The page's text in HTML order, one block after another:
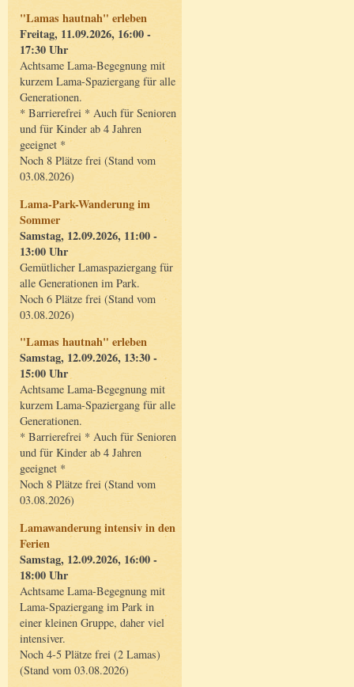
"Lamas hautnah" erleben
Freitag, 11.09.2026, 16:00 -
17:30 Uhr
Achtsame Lama-Begegnung mit
kurzem Lama-Spaziergang für alle
Generationen.
* Barrierefrei * Auch für Senioren
und für Kinder ab 4 Jahren
geeignet *
Noch 8 Plätze frei (Stand vom
03.08.2026)
Lama-Park-Wanderung im
Sommer
Samstag, 12.09.2026, 11:00 -
13:00 Uhr
Gemütlicher Lamaspaziergang für
alle Generationen im Park.
Noch 6 Plätze frei (Stand vom
03.08.2026)
"Lamas hautnah" erleben
Samstag, 12.09.2026, 13:30 -
15:00 Uhr
Achtsame Lama-Begegnung mit
kurzem Lama-Spaziergang für alle
Generationen.
* Barrierefrei * Auch für Senioren
und für Kinder ab 4 Jahren
geeignet *
Noch 8 Plätze frei (Stand vom
03.08.2026)
Lamawanderung intensiv in den
Ferien
Samstag, 12.09.2026, 16:00 -
18:00 Uhr
Achtsame Lama-Begegnung mit
Lama-Spaziergang im Park in
einer kleinen Gruppe, daher viel
intensiver.
Noch 4-5 Plätze frei (2 Lamas)
(Stand vom 03.08.2026)